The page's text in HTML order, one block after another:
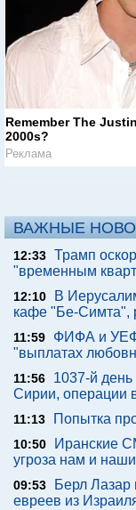
Remember The
2000s?
Реклама
ВАЖНЫЕ
12:33 Трамп
"временным
12:10
В
кафе "Бе-Симта",
11:59
ФИФА и
"выплатах
11:56
1037-й
Сирии, операции
11:13 Попытка
10:50
Иранские
угроза нам и
09:53
Берл
евреев из